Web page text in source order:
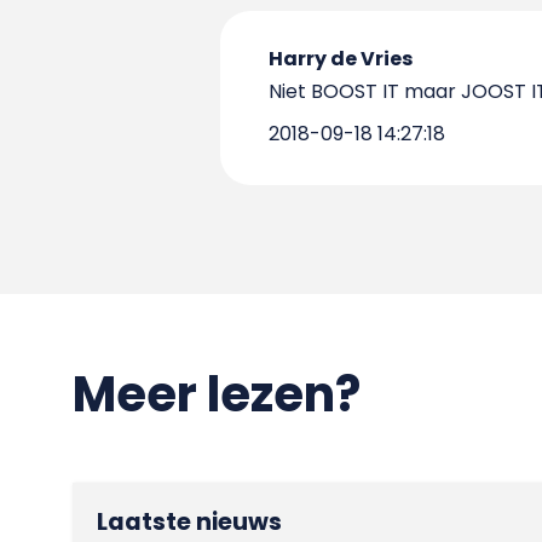
Harry de Vries
Niet BOOST IT maar JOOST
2018-09-18 14:27:18
Meer lezen?
Laatste nieuws